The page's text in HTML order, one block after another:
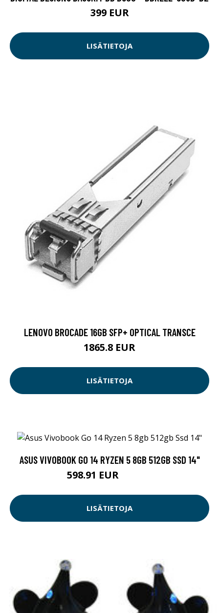
399 EUR
LISÄTIETOJA
LENOVO BROCADE 16GB SFP+ OPTICAL TRANSCE
1865.8 EUR
LISÄTIETOJA
ASUS VIVOBOOK GO 14 RYZEN 5 8GB 512GB SSD 14"
598.91 EUR
LISÄTIETOJA